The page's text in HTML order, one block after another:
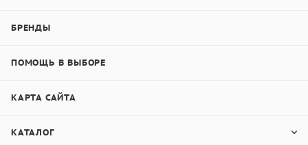
БРЕНДЫ
ПОМОЩЬ В ВЫБОРЕ
КАРТА САЙТА
КАТАЛОГ